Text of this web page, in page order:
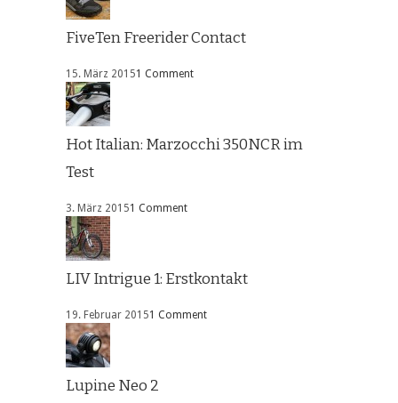
FiveTen Freerider Contact
15. März 20151 Comment
Hot Italian: Marzocchi 350NCR im
Test
3. März 20151 Comment
LIV Intrigue 1: Erstkontakt
19. Februar 20151 Comment
Lupine Neo 2